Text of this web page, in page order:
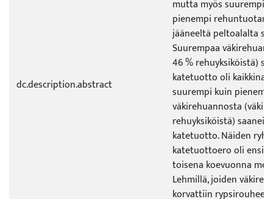
dc.description.abstract
mutta myös suurempi
pienempi
jääneeltä peltoalalta
Suurempaa
46 % rehuyksiköistä)
katetuotto oli kaikkina
suurempi kuin
väkirehuannosta
rehuyksiköistä)
katetuotto. Näiden
katetuottoero oli
toisena koevuonna
Lehmillä, joiden
korvattiin